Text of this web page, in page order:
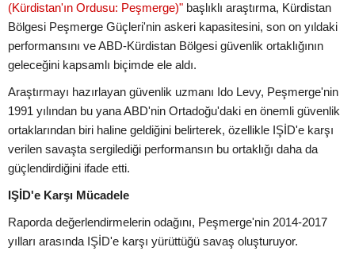
(Kürdistan'ın Ordusu: Peşmerge)" başlıklı araştırma, Kürdistan
Bölgesi Peşmerge Güçleri'nin askeri kapasitesini, son on yıldaki
performansını ve ABD-Kürdistan Bölgesi güvenlik ortaklığının
geleceğini kapsamlı biçimde ele aldı.
Araştırmayı hazırlayan güvenlik uzmanı Ido Levy, Peşmerge'nin
1991 yılından bu yana ABD'nin Ortadoğu'daki en önemli güvenlik
ortaklarından biri haline geldiğini belirterek, özellikle IŞİD'e karşı
verilen savaşta sergilediği performansın bu ortaklığı daha da
güçlendirdiğini ifade etti.
IŞİD'e Karşı Mücadele
Raporda değerlendirmelerin odağını, Peşmerge'nin 2014-2017
yılları arasında IŞİD'e karşı yürüttüğü savaş oluşturuyor.